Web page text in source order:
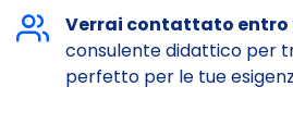
Verrai contattato entro
consulente didattico per
perfetto per le tue